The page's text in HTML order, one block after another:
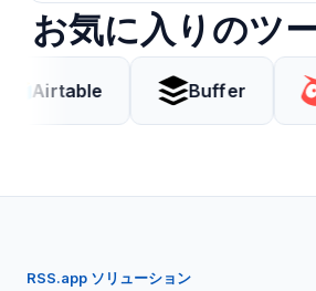
お気に入りのツ
Buffer
RSS.app ソリューション